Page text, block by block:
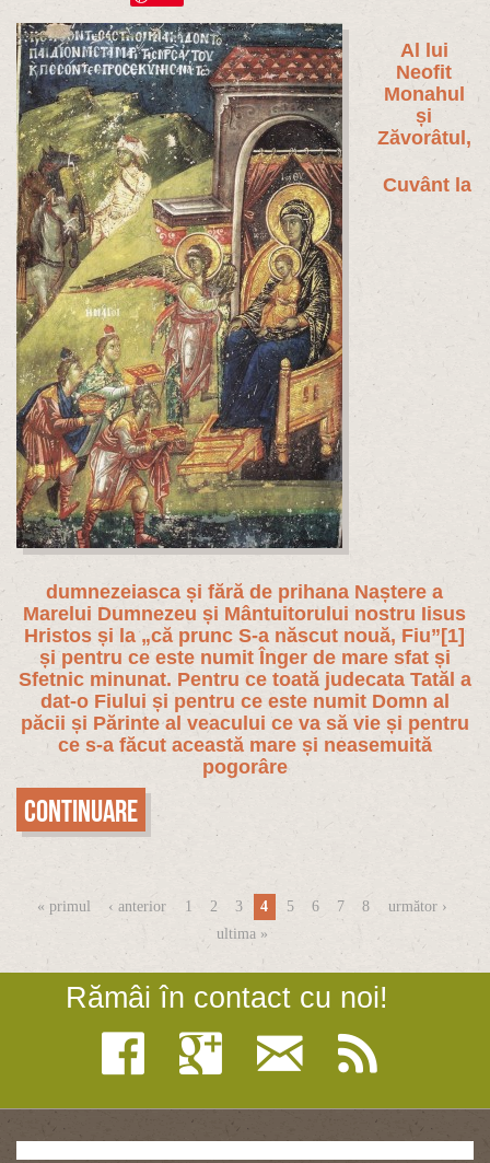
Al lui
Neofit
Monahul
și
Zăvorâtul,
Cuvânt la
dumnezeiasca și fără de prihana Naștere a
Marelui Dumnezeu și Mântuitorului nostru Iisus
Hristos și la „că prunc S-a născut nouă, Fiu” [1]
și pentru ce este numit Înger de mare sfat și
Sfetnic minunat. Pentru ce toată judecata Tatăl a
dat-o Fiului și pentru ce este numit Domn al
păcii și Părinte al veacului ce va să vie și pentru
ce s-a făcut această mare și neasemuită
pogorâre
Continuare
Pagini
« primul ‹ anterior 1 2 3 4 5 6 7 8
următor ›
ultima »
Rămâi în contact cu noi!